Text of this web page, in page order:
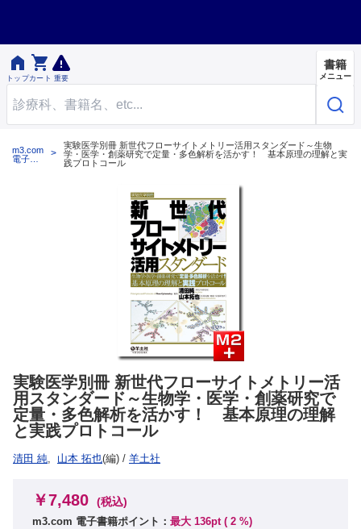

トップ

カート 重要
書籍
メニュー
m3.com
電子書
実験医学別冊 新世代フローサイトメトリー活用スタンダード～生物
学・医学・創薬研究で定量・多色解析を活かす！ 基本原理の理解と実
践プロトコール
実験医学別冊 新世代フローサイトメトリー活
用スタンダード～生物学・医学・創薬研究で
定量・多色解析を活かす！ 基本原理の理解
と実践プロトコール
清田 純, 山本 拓也(編) / 羊土社
￥7,480 (税込)
m3.com 電子書籍ポイント： 最大 136pt ( 2 %)